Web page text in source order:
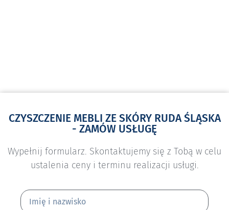
CZYSZCZENIE MEBLI ZE SKÓRY RUDA ŚLĄSKA
- ZAMÓW USŁUGĘ
Wypełnij formularz. Skontaktujemy się z Tobą w celu
ustalenia ceny i terminu realizacji usługi.